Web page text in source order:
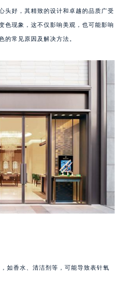
头好，其精致的设计和卓越的品质广受
色现象，这不仅影响美观，也可能影响
的常见原因及解决方法。
如香水、清洁剂等，可能导致表针氧